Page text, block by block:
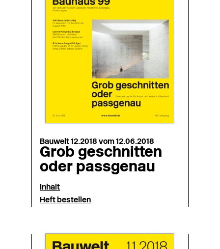
Bauwelt 12.2018 vom 12.06.2018
Grob geschnitten
oder passgenau
Inhalt
Heft bestellen